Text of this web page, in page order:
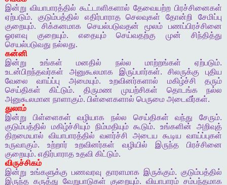
இன்று வியாபாரத்தில் கூட்டாளிகளால் தேவையற்ற பிரச்சினைகள்
ஏற்படும். குடும்பத்தில் எதிர்பாராத செலவுகள் தோன்றி
சேமிப்பு
குறையும்.சிக்கனமாக செயல்படுவதன் மூலம்
பணப்பிரச்சினை
ஓரளவு
குறையும். எதையும் செய்வதற்கு முன்
சிந்தித்து
செயல்படுவது நல்லது.
கன்னி
இன்று
உங்கள் மனதில் நல்ல மாற்றங்கள் ஏற்படும்.
உடன்பிறந்தவர்கள்
அனுகூலமாக இருப்பார்கள்.சிலருக்கு
புதிய
வேலை
வாய்ப்பு அமையும்.உறவினர்களால் மகிழ்ச்சி
தரும்
செய்திகள்
கிட்டும். திருமண முயற்சிகள் தொடங்க
நல்ல
அனுகூலமான நாளாகும். பிள்ளைகளால் பெருமை அடைவீர்கள்.
துலாம்
இன்று
பிள்ளைகள் வழியாக நல்ல செய்திகள் வந்து சேரும்.
குடும்பத்தில்
மகிழ்ச்சியும் நிம்மதியும் கூடும்.உங்களின்
அறிவுத்
திறமையால்
வியாபாரத்தில் வளர்ச்சி அடைய கூடிய
வாய்ப்புகள்
உருவாகும். உற்றார் உறவினர்கள் வழியில் இருந்த
பிரச்சினை
குறையும். எதிர்பாராத உதவி கிட்டும்.
விருச்சிகம்
இன்று உங்களுக்கு பணவரவு தாரளமாக இருக்கும்.குடும்பத்தில்
இருந்த கருத்து வேறுபாடுகள் குறையும். வியாபாரம் சம்பந்தமாக